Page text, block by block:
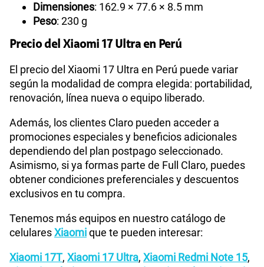
Dimensiones: 162.9 × 77.6 × 8.5 mm
Peso: 230 g
Precio del Xiaomi 17 Ultra en Perú
El precio del Xiaomi 17 Ultra en Perú puede variar
según la modalidad de compra elegida: portabilidad,
renovación, línea nueva o equipo liberado.
Además, los clientes Claro pueden acceder a
promociones especiales y beneficios adicionales
dependiendo del plan postpago seleccionado.
Asimismo, si ya formas parte de Full Claro, puedes
obtener condiciones preferenciales y descuentos
exclusivos en tu compra.
Tenemos más equipos en nuestro catálogo de
celularesXiaomique te pueden interesar:
Xiaomi 17T, Xiaomi 17 Ultra, Xiaomi Redmi Note 15,